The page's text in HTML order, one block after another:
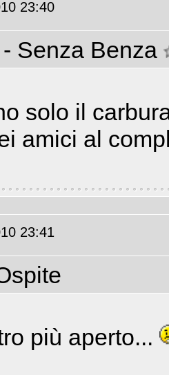
23:40
- Senza Benza
solo il
amici al
23:41
più aperto...